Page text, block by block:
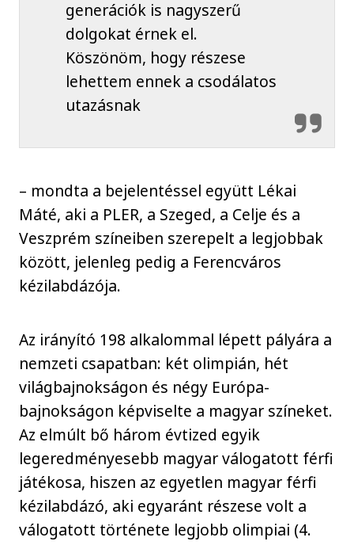
generációk is nagyszerű
dolgokat érnek el.
Köszönöm, hogy részese
lehettem ennek a csodálatos
utazásnak
– mondta a bejelentéssel együtt Lékai
Máté, aki a PLER, a Szeged, a Celje és a
Veszprém színeiben szerepelt a legjobbak
között, jelenleg pedig a Ferencváros
kézilabdázója.
Az irányító 198 alkalommal lépett pályára a
nemzeti csapatban: két olimpián, hét
világbajnokságon és négy Európa-
bajnokságon képviselte a magyar színeket.
Az elmúlt bő három évtized egyik
legeredményesebb magyar válogatott férfi
játékosa, hiszen az egyetlen magyar férfi
kézilabdázó, aki egyaránt részese volt a
válogatott története legjobb olimpiai (4.